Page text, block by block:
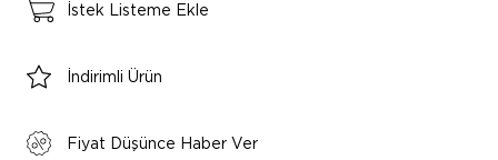
İstek Listeme Ekle
İndirimli Ürün
Fiyat Düşünce Haber Ver